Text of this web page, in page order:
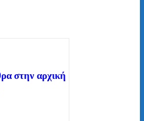
στην αρχική